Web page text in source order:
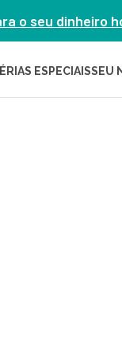
o seu dinheiro
ESPECIAISSEU